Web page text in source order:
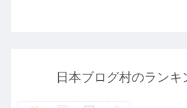
日本ブログ村のランキ